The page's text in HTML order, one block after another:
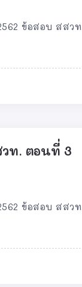
ข้อสอบ สสว
วท. ตอนที่ 3
ข้อสอบ สสว